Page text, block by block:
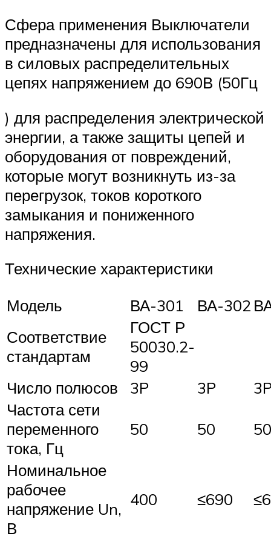
Сфера применения Выключатели
предназначены для использования
в силовых распределительных
цепях напряжением до 690В (50Гц
) для распределения электрической
энергии, а также защиты цепей и
оборудования от повреждений,
которые могут возникнуть из-за
перегрузок, токов короткого
замыкания и пониженного
напряжения.
Технические характеристики
Модель
ВА-301 ВА-302
Соответствие
стандартам
ГОСТ Р
50030.2-
99
Число полюсов
3P 3P
Частота сети
переменного
тока, Гц
50 50 50
Номинальное
рабочее
напряжение Un,
В
400 ≤690